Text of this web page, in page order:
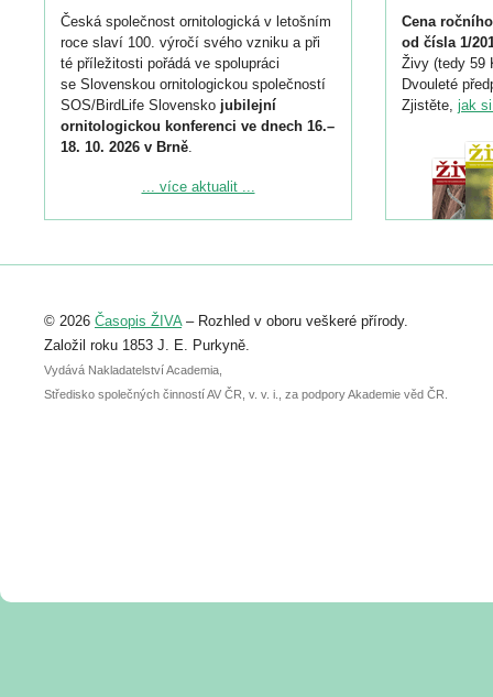
Česká společnost ornitologická v letošním
roce slaví 100. výročí svého vzniku a při
té příležitosti pořádá ve spolupráci
se Slovenskou ornitologickou společností
SOS/BirdLife Slovensko jubilejní
ornitologickou konferenci ve dnech 16.–
18. 10. 2026 v Brně.
Podrobnější informace ke konferenci
Registrovat se můžete do 6. září.
abstraktu přihlášené přednášky nebo
posteru je už 30. června.
... více aktualit ...
Cena
od čísla 1/
Živy (tedy 59
Dvouleté
Zjistěte, jak
© 2026 Časopis ŽIVA– Rozhled v oboru veškeré přírody.
Založil roku 1853 J. E. Purkyně.
Vydává Nakladatelství Academia,
Středisko společných činností AV ČR, v. v. i., za podpory Akademie věd ČR.